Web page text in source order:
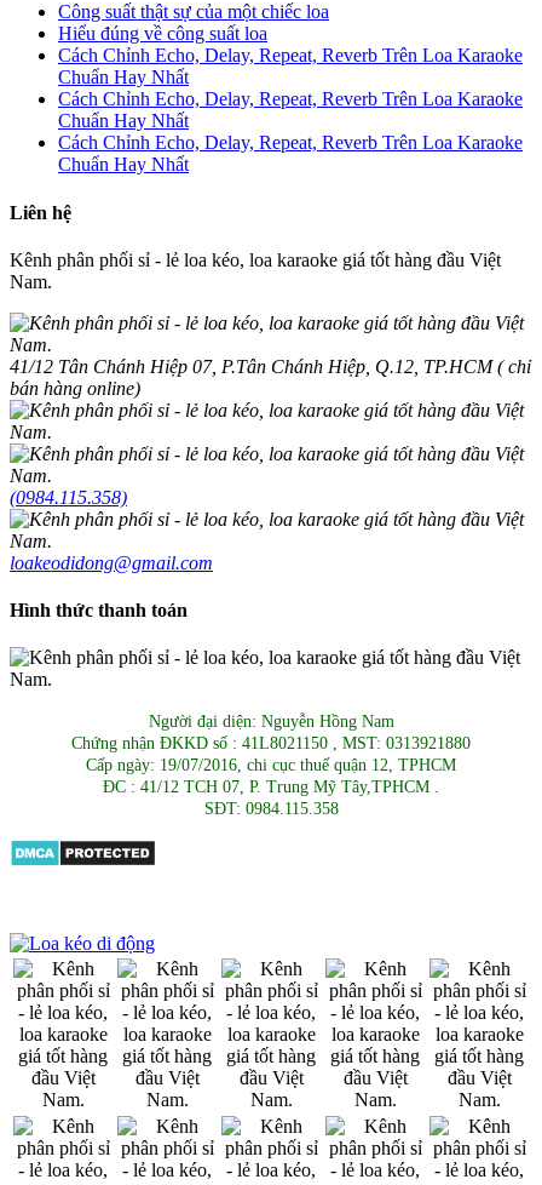
Công suất thật sự của một chiếc loa
Hiểu đúng về công suất loa
Cách Chỉnh Echo, Delay, Repeat, Reverb Trên Loa Karaoke
Chuẩn Hay Nhất
Cách Chỉnh Echo, Delay, Repeat, Reverb Trên Loa Karaoke
Chuẩn Hay Nhất
Cách Chỉnh Echo, Delay, Repeat, Reverb Trên Loa Karaoke
Chuẩn Hay Nhất
Liên hệ
Kênh phân phối sỉ - lẻ loa kéo, loa karaoke giá tốt hàng đầu Việt
Nam.
41/12 Tân Chánh Hiệp 07, P.Tân Chánh Hiệp, Q.12, TP.HCM ( chỉ
bán hàng online)
(0984.115.358)
loakeodidong@gmail.com
Hình thức thanh toán
Người đại diện: Nguyễn Hồng Nam
Chứng nhận ĐKKD số : 41L8021150 , MST: 0313921880
Cấp ngày: 19/07/2016, chi cục thuế quận 12, TPHCM
ĐC : 41/12 TCH 07, P. Trung Mỹ Tây,TPHCM .
SĐT: 0984.115.358